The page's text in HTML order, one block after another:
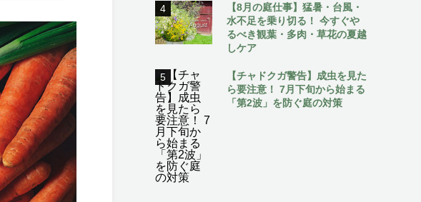
4
【8月の庭仕事】猛暑・台風・
水不足を乗り切る！ 今すぐや
るべき観葉・多肉・草花の夏越
しケア
5
【チャドクガ警告】成虫を見た
ら要注意！ 7月下旬から始まる
「第2波」を防ぐ庭の対策